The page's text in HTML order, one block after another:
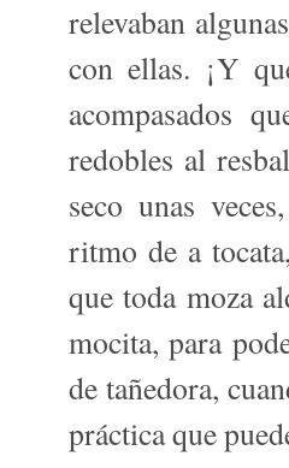
relevaban
con ellas. ¡Y
acompasados
redobles al
seco unas
ritmo de a
que toda moza
mocita, para
de tañedora,
práctica que